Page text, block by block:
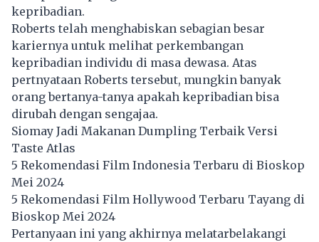
kepribadian.
Roberts telah menghabiskan sebagian besar
kariernya untuk melihat perkembangan
kepribadian individu di masa dewasa. Atas
pertnyataan Roberts tersebut, mungkin banyak
orang bertanya-tanya apakah kepribadian bisa
dirubah dengan sengajaa.
Siomay Jadi Makanan Dumpling Terbaik Versi
Taste Atlas
5 Rekomendasi Film Indonesia Terbaru di Bioskop
Mei 2024
5 Rekomendasi Film Hollywood Terbaru Tayang di
Bioskop Mei 2024
Pertanyaan ini yang akhirnya melatarbelakangi